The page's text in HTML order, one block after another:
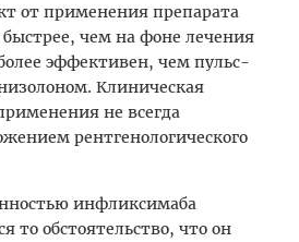
от применения препарата
чем на фоне лечения
эффективен, чем пульс-
Клиническая
не всегда
рентгенологического
инфликсимаба
то обстоятельство, что он